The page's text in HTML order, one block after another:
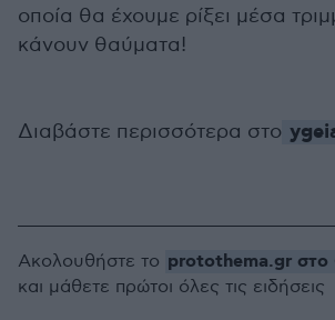
οποία θα έχουμε ρίξει μέσα
κάνουν θαύματα!
Διαβάστε περισσότερα στο
Ακολουθήστε το protothema.gr στο
και μάθετε πρώτοι όλες τις ειδήσεις